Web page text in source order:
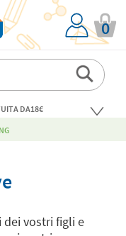
0
DA18€
dei vostri figli e